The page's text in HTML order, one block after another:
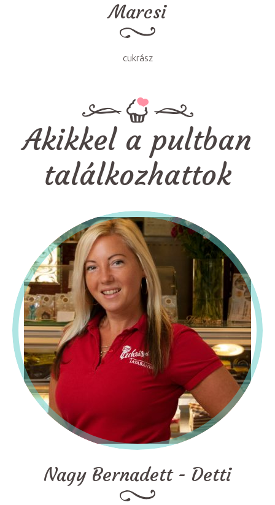
Marcsi
cukrász
Akikkel a pultban
találkozhattok
Nagy Bernadett - Detti